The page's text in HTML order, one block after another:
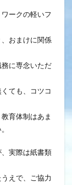
ークの軽いフ
おまけに関係
に専念いただ
ても、コツコ
育体制はあま
実際は紙書類
えで、ご協力